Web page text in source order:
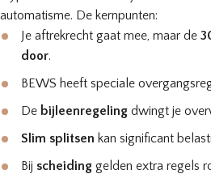
automatisme. De kernpunten:
Je aftrekrecht gaat mee, maar de
door.
BEWS heeft speciale
De bijleenregeling dwingt je
Slim splitsen kan significant
Bij scheiding gelden extra regels